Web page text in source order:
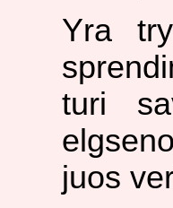
Yra
turi
juos